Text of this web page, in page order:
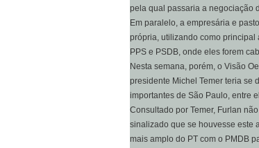
pela qual passaria a negociação
Em paralelo, a empresária e
própria, utilizando como principal
PPS e PSDB, onde eles forem
Nesta semana, porém, o Visão
presidente Michel Temer teria se
importantes de São Paulo, entre
Consultado por Temer, Furlan
sinalizado que se houvesse este
mais amplo do PT com o PMDB